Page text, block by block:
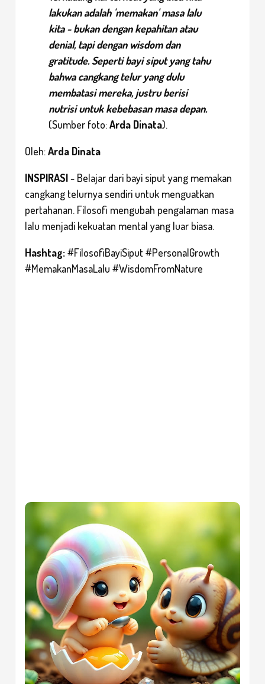
lakukan adalah 'memakan' masa lalu
kita - bukan dengan kepahitan atau
denial, tapi dengan wisdom dan
gratitude. Seperti bayi siput yang tahu
bahwa cangkang telur yang dulu
membatasi mereka, justru berisi
nutrisi untuk kebebasan masa depan.
(Sumber foto:Arda Dinata).
Oleh:Arda Dinata
INSPIRASI- Belajar dari bayi siput yang memakan
cangkang telurnya sendiri untuk menguatkan
pertahanan. Filosofi mengubah pengalaman masa
lalu menjadi kekuatan mental yang luar biasa.
Hashtag:#FilosofiBayiSiput #PersonalGrowth
#MemakanMasaLalu #WisdomFromNature